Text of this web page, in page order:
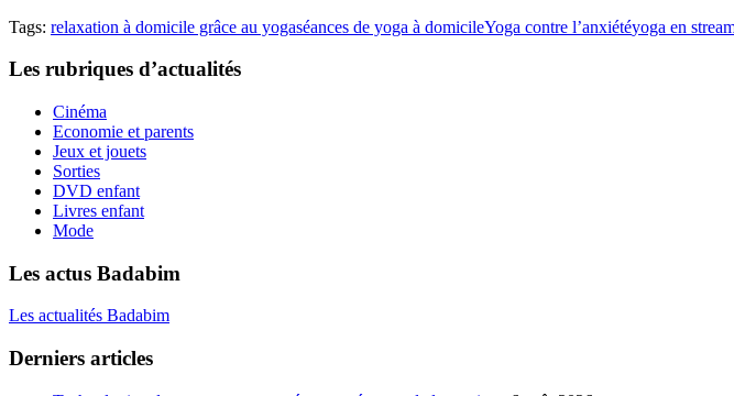
Tags: relaxation à domicile grâce au yogaséances de yoga à domicileYoga contre l’anxiétéyoga en
Les rubriques d’actualités
Cinéma
Economie et parents
Jeux et jouets
Sorties
DVD enfant
Livres enfant
Mode
Les actus Badabim
Les actualités Badabim
Derniers articles